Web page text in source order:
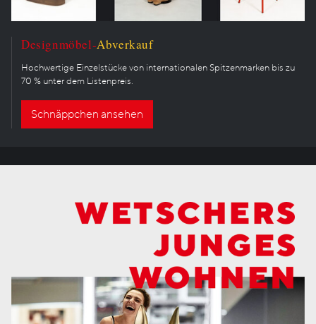
Designmöbel-Abverkauf
Hochwertige Einzelstücke von internationalen Spitzenmarken bis zu
70 % unter dem Listenpreis.
Schnäppchen ansehen